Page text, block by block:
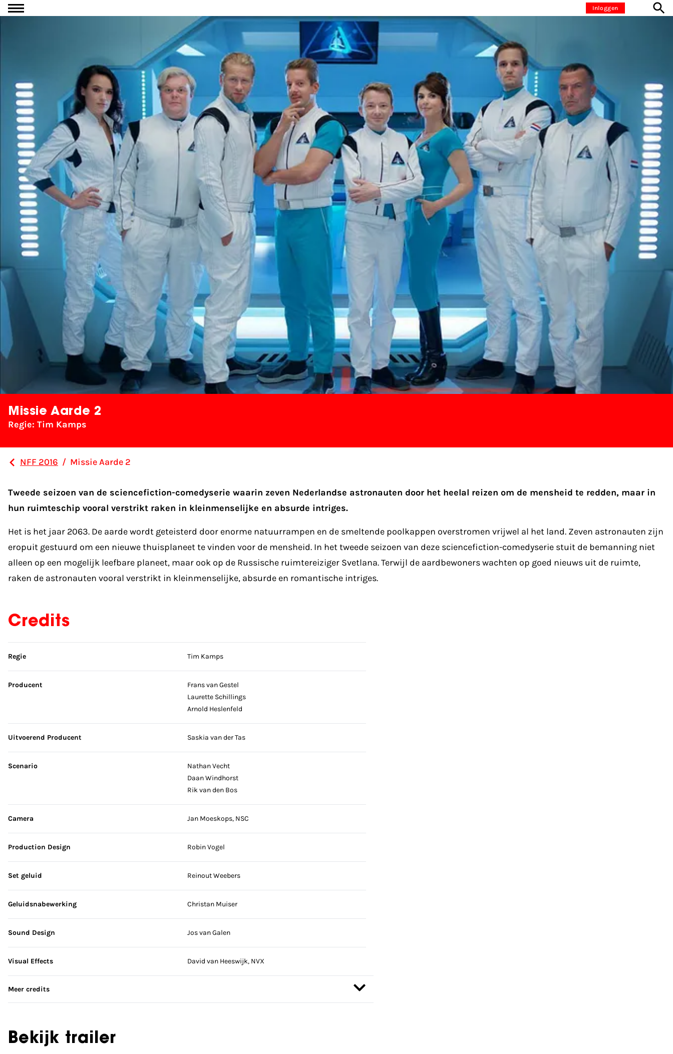
Ga naar inhoud Inloggen
Missie Aarde 2
Regie: Tim Kamps
NFF 2016 / Missie Aarde 2
Tweede seizoen van de sciencefiction-comedyserie waarin zeven Nederlandse astronauten door het heelal reizen om de mensheid te redden, maar in
hun ruimteschip vooral verstrikt raken in kleinmenselijke en absurde intriges.
Het is het jaar 2063. De aarde wordt geteisterd door enorme natuurrampen en de smeltende poolkappen overstromen vrijwel al het land. Zeven astronauten zijn
eropuit gestuurd om een nieuwe thuisplaneet te vinden voor de mensheid. In het tweede seizoen van deze sciencefiction-comedyserie stuit de bemanning niet
alleen op een mogelijk leefbare planeet, maar ook op de Russische ruimtereiziger Svetlana. Terwijl de aardbewoners wachten op goed nieuws uit de ruimte,
raken de astronauten vooral verstrikt in kleinmenselijke, absurde en romantische intriges.
Credits
Sla credits over
Regie Tim Kamps
Producent
Frans van Gestel
Laurette Schillings
Arnold Heslenfeld
Uitvoerend Producent Saskia van der Tas
Scenario
Nathan Vecht
Daan Windhorst
Rik van den Bos
Camera Jan Moeskops, NSC
Production Design Robin Vogel
Set geluid Reinout Weebers
Geluidsnabewerking Christan Muiser
Sound Design Jos van Galen
Visual Effects David van Heeswijk, NVX
Meer credits
Bekijk trailer